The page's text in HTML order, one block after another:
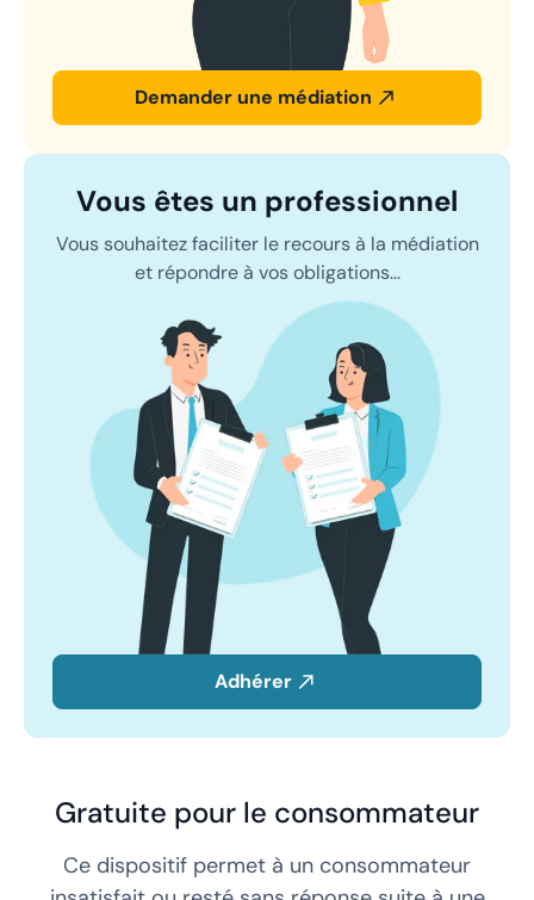
Demander une médiation
Vous êtes un professionnel
Vous souhaitez faciliter le recours à la médiation
et répondre à vos obligations...
Adhérer
Gratuite pour le consommateur
Ce dispositif permet à un consommateur